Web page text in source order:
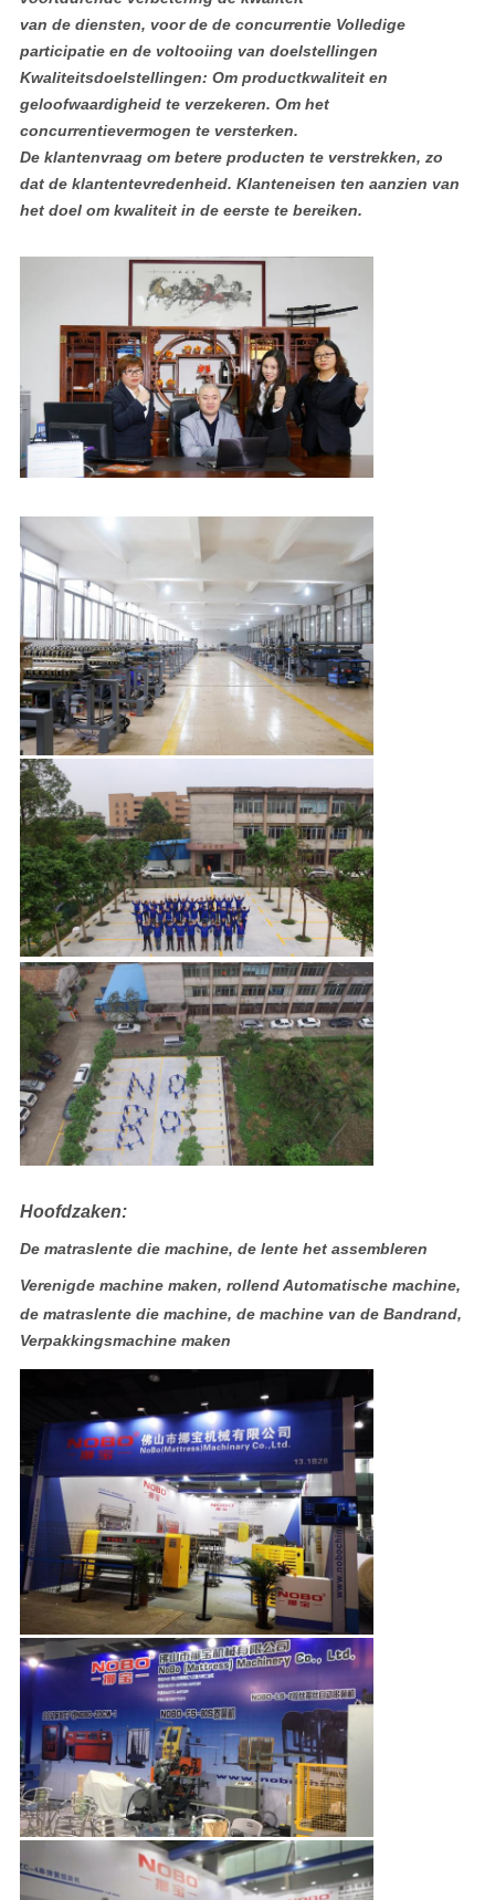
van de diensten, voor de de concurrentie Volledige
participatie en de voltooiing van doelstellingen
Kwaliteitsdoelstellingen: Om productkwaliteit en
geloofwaardigheid te verzekeren. Om het
concurrentievermogen te versterken.
De klantenvraag om betere producten te verstrekken, zo
dat de klantentevredenheid. Klanteneisen ten aanzien van
het doel om kwaliteit in de eerste te bereiken.
Hoofdzaken:
De matraslente die machine, de lente het assembleren
Verenigde machine maken, rollend Automatische machine,
de matraslente die machine, de machine van de Bandrand,
Verpakkingsmachine maken